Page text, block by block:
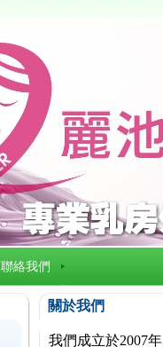
聯絡我們
關於我們
我們成立於2007